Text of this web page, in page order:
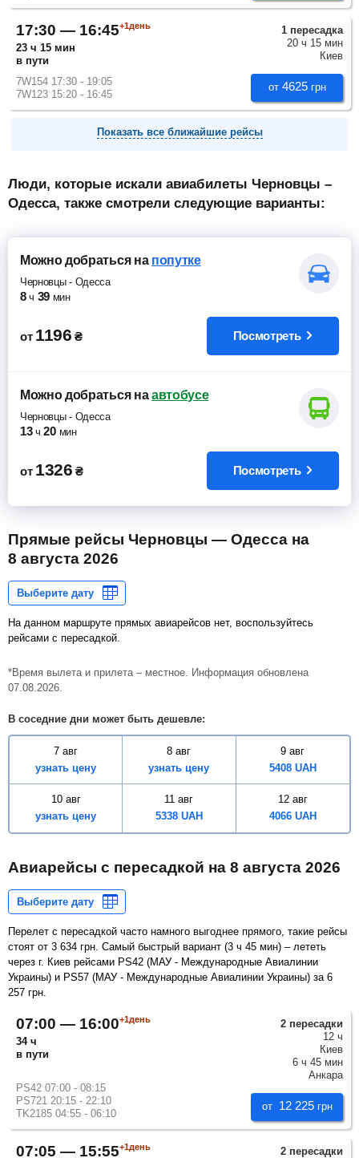
17:30 — 16:45+1день
23 ч 15 мин
в пути
от 4625 грн
1 пересадка
20 ч 15 мин
Киев
7W154 17:30 - 19:05
7W123 15:20 - 16:45
Показать все ближайшие рейсы
Люди, которые искали авиабилеты Черновцы –
Одесса, также смотрели следующие варианты:
Можно добратьсяна попутке
Черновцы- Одесса
8 ч 39 мин
от 1196 ₴ Посмотреть
Можно добратьсяна автобусе
Черновцы- Одесса
13 ч 20 мин
от 1326 ₴ Посмотреть
Прямые рейсы Черновцы — Одесса на
8 августа 2026
На данном маршруте прямых авиарейсов нет, воспользуйтесь
рейсами с пересадкой.
*Время вылета и прилета – местное. Информация обновлена
07.08.2026.
В соседние дни может быть дешевле:
7 авг
узнать цену
8 авг
узнать цену
9 авг
5408 UAH
10 авг
узнать цену
11 авг
5338 UAH
12 авг
4066 UAH
Авиарейсы с пересадкой на 8 августа 2026
Перелет с пересадкой часто намного выгоднее прямого, такие рейсы
стоят от 3 634 грн . Самый быстрый вариант (3 ч 45 мин) – лететь
через г. Киев рейсами PS42 (МАУ - Международные Авиалинии
Украины) и PS57 (МАУ - Международные Авиалинии Украины) за 6
257 грн
07:00 — 16:00+1день
34 ч
в пути
от 12 225 грн
2 пересадки
12 ч
Киев
6 ч 45 мин
Анкара
PS42 07:00 - 08:15
PS721 20:15 - 22:10
TK2185 04:55 - 06:10
07:05 — 15:55+1день
2 пересадки